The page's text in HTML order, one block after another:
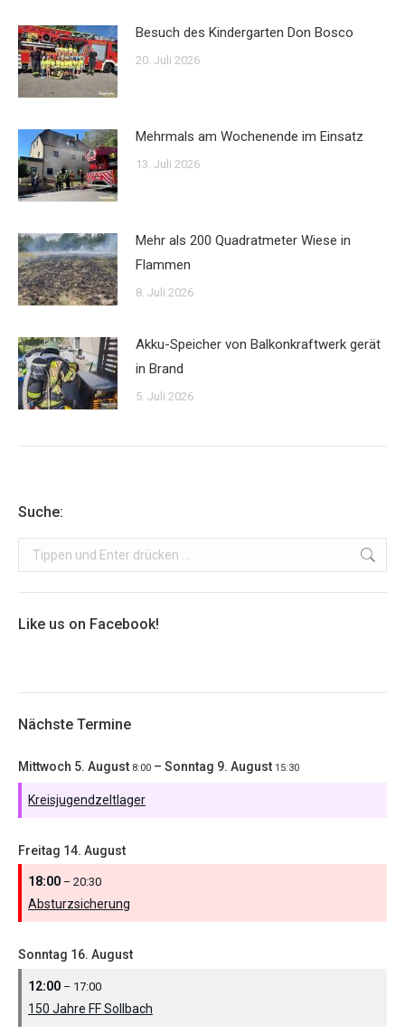
Besuch des Kindergarten Don Bosco
20. Juli 2026
Mehrmals am Wochenende im Einsatz
13. Juli 2026
Mehr als 200 Quadratmeter Wiese in
Flammen
8. Juli 2026
Akku-Speicher von Balkonkraftwerk gerät
in Brand
5. Juli 2026
Suche:
Search:
Like us on Facebook!
Nächste Termine
Mittwoch 5. August 8:00 – Sonntag 9. August 15:30
Kreisjugendzeltlager
Freitag 14. August
18:00 – 20:30
Absturzsicherung
Sonntag 16. August
12:00 – 17:00
150 Jahre FF Sollbach